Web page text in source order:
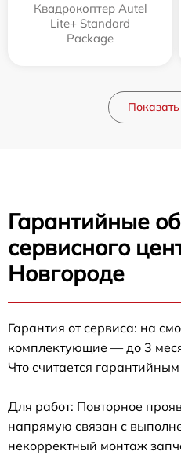
Квадрокоптер Autel
Lite+ Standard
Package
Гарантийные
сервисного
Новгороде
Гарантия от сервиса: на
комплектующие — до 3
Что считается
Для работ: Повторное
напрямую связан с
некорректный монтаж